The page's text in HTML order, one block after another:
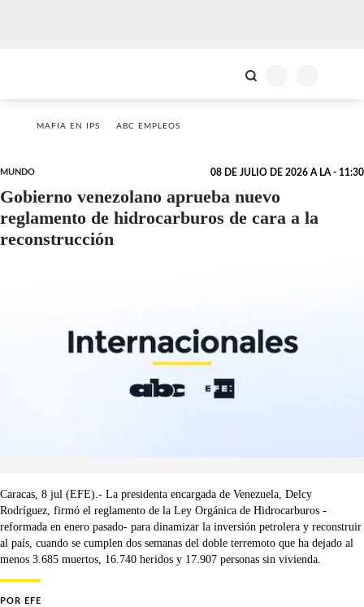
MAFIA EN IPS ABC EMPLEOS
MUNDO 08 DE JULIO DE 2026 A LA - 11:30
Gobierno venezolano aprueba nuevo
reglamento de hidrocarburos de cara a la
reconstrucción
Caracas, 8 jul (EFE).- La presidenta encargada de Venezuela, Delcy
Rodríguez, firmó el reglamento de la Ley Orgánica de Hidrocarburos -
reformada en enero pasado- para dinamizar la inversión petrolera y reconstruir
al país, cuando se cumplen dos semanas del doble terremoto que ha dejado al
menos 3.685 muertos, 16.740 heridos y 17.907 personas sin vivienda.
POR EFE